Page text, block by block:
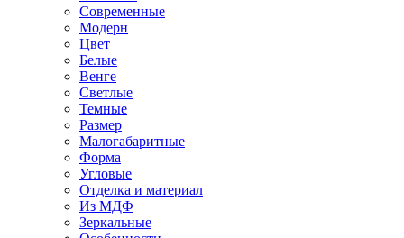
Современные
Модерн
Цвет
Белые
Венге
Светлые
Темные
Размер
Малогабаритные
Форма
Угловые
Отделка и материал
Из МДФ
Зеркальные